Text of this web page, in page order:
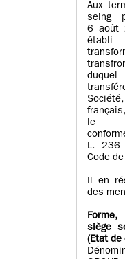
Aux
seing
6 août
duquel
le
L.
Code
Il en
des
siège
(Etatde